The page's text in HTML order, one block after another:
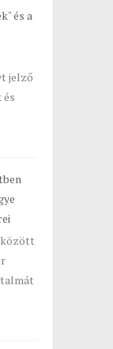
és a
jelző
között